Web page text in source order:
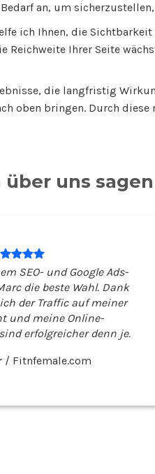
an, um
ich Ihnen, die
Ihrer Seite
die langfristig
bringen. Durch diese
uns sagen
SEO- und Google Ads-
die beste Wahl. Dank
der Traffic auf meiner
und meine Online-
erfolgreicher denn je.
/ Fitnfemale.com